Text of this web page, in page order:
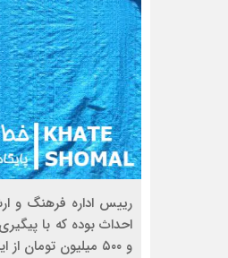
رییس اداره فرهنگ و
احداث بوده که با
و ۵۰۰ میلیون تومان از این اعتبار تخصیص پیدا کرد.